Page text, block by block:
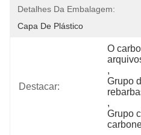
Detalhes Da Embalagem:
Capa De Plástico
Destacar:
O
,
Grupo
,
Grupo